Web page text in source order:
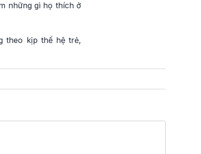
những gì họ thích ở
theo kịp thế hệ trẻ,